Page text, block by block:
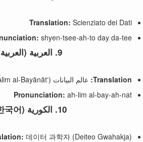
Translation: Scienziato dei Dati
shyen-tsee-ah-to day da-tee
9. العربية
Translation: عالم البيانات (‘Ālim al-Bayānāt)
Pronunciation: ah-lim al-bay-ah-nat
10. الكورية (한국어)
데이터 과학자 (Deiteo Gwahakja)